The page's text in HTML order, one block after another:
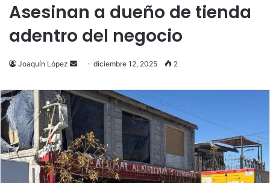
Asesinan a dueño de tienda
adentro del negocio
Joaquín López
Send
email
diciembre 12, 2025 2